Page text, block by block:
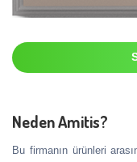
Neden Amitis?
Bu firmanın ürünleri